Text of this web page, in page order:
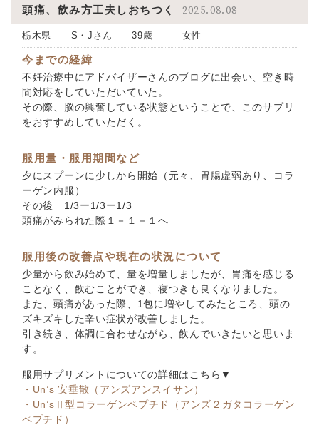
頭痛、飲み方工夫しおちつく 2025.08.08
栃木県 S・Jさん 39歳 女性
今までの経緯
不妊治療中にアドバイザーさんのブログに出会い、空き時
間対応をしていただいていた。
その際、脳の興奮している状態ということで、このサプリ
をおすすめしていただく。
服用量・服用期間など
夕にスプーンに少しから開始（元々、胃腸虚弱あり、コラ
ーゲン内服）
その後 1/3ー1/3ー1/3
頭痛がみられた際１－１－１へ
服用後の改善点や現在の状況について
少量から飲み始めて、量を増量しましたが、胃痛を感じる
ことなく、飲むことができ、寝つきも良くなりました。
また、頭痛があった際、1包に増やしてみたところ、頭の
ズキズキした辛い症状が改善しました。
引き続き、体調に合わせながら、飲んでいきたいと思いま
す。
服用サプリメントについての詳細はこちら▼
・Un’s 安垂散（アンズアンスイサン）
・Un’sⅡ型コラーゲンペプチド（アンズ２ガタコラーゲン
ペプチド）